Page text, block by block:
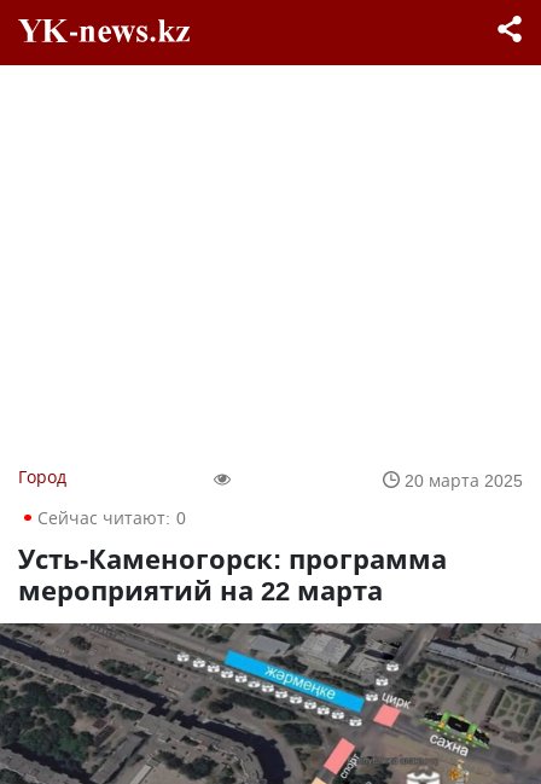
Город
20 марта 2025
Сейчас читают: 0
Усть-Каменогорск: программа
мероприятий на 22 марта